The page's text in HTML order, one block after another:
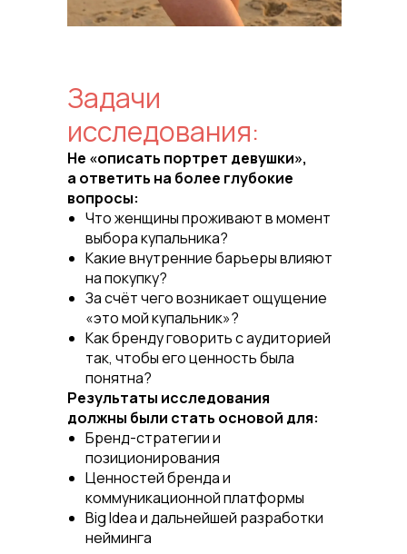
Задачи
исследования:
Не «описать портрет девушки»,
а ответить на более глубокие
вопросы:
Что женщины проживают в момент
выбора купальника?
Какие внутренние барьеры влияют
на покупку?
За счёт чего возникает ощущение
«это мой купальник»?
Как бренду говорить с аудиторией
так, чтобы его ценность была
понятна?
Результаты исследования
должны были стать основой для:
Бренд-стратегии и
позиционирования
Ценностей бренда и
коммуникационной платформы
Big Idea и дальнейшей разработки
нейминга